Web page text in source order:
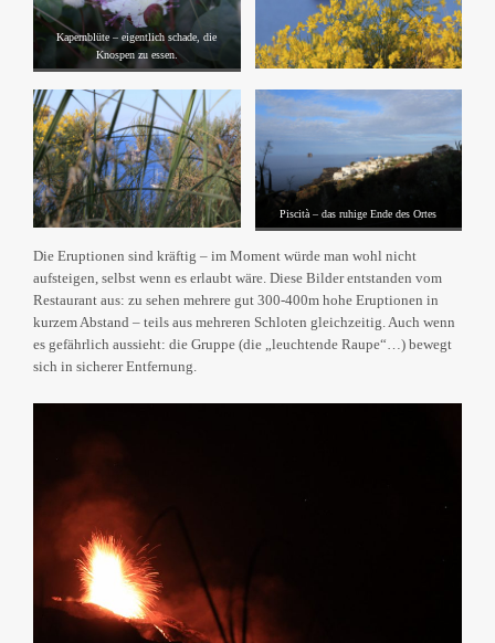
Kapernblüte – eigentlich schade, die
Knospen zu essen.
Piscità – das ruhige Ende des Ortes
Die Eruptionen sind kräftig – im Moment würde man wohl nicht
aufsteigen, selbst wenn es erlaubt wäre. Diese Bilder entstanden vom
Restaurant aus: zu sehen mehrere gut 300-400m hohe Eruptionen in
kurzem Abstand – teils aus mehreren Schloten gleichzeitig. Auch wenn
es gefährlich aussieht: die Gruppe (die „leuchtende Raupe“…) bewegt
sich in sicherer Entfernung.